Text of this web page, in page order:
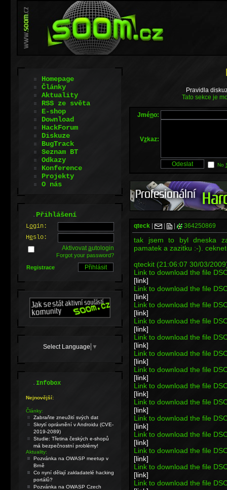
Pravidla
Tato sekce je
Jméno:
Vzkaz:
No
qteck 364250869
tak jsem to byl dneska
pamatek a zazitku :-).
qteckit (21:06:07 30/03/
Link to download the file
[link]
Link to download the file
[link]
Link to download the file
[link]
Link to download the file
[link]
Link to download the file
[link]
Link to download the file
[link]
Link to download the file
[link]
Link to download the file
[link]
Link to download the file
[link]
Link to download the file
[link]
Link to download the file
[link]
Link to download the file
[link]
Link to download the file
[link]
Link to download the file
Homepage
Články
Aktuality
RSS ze světa
E-shop
Download
HackForum
Diskuze
BugTrack
Seznam BT
Odkazy
Konference
Projekty
O nás
.Přihlášení
Login:
Heslo:
Aktivovatautologin
Forgot your password?
Registrace
Select Language ▼
.Infobox
Nejnovější:
Články:
Zabraňte zneužití svých dat
Skrytí oprávnění v Androidu (CVE-
2019-2089)
Studie: Třetina českých e-shopů
má bezpečnostní problémy!
Aktuality:
Pozvánka na OWASP meetup v
Brně
Co nyní dělají zakladatelé hacking
portálů?
Pozvánka na OWASP Czech